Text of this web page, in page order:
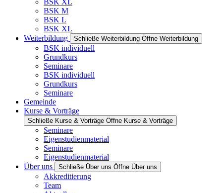
BSK XL
BSK M
BSK L
BSK XL
Weiterbildung
Schließe Weiterbildung Öffne Weiterbildung
BSK individuell
Grundkurs
Seminare
BSK individuell
Grundkurs
Seminare
Gemeinde
Kurse & Vorträge
Schließe Kurse & Vorträge Öffne Kurse & Vorträge
Seminare
Eigenstudienmaterial
Seminare
Eigenstudienmaterial
Über uns
Schließe Über uns Öffne Über uns
Akkreditierung
Team